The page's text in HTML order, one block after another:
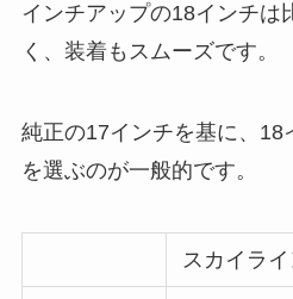
インチアップの18インチは
く、装着もスムーズです。
純正の17インチを基に、18
を選ぶのが一般的です。
スカイラ